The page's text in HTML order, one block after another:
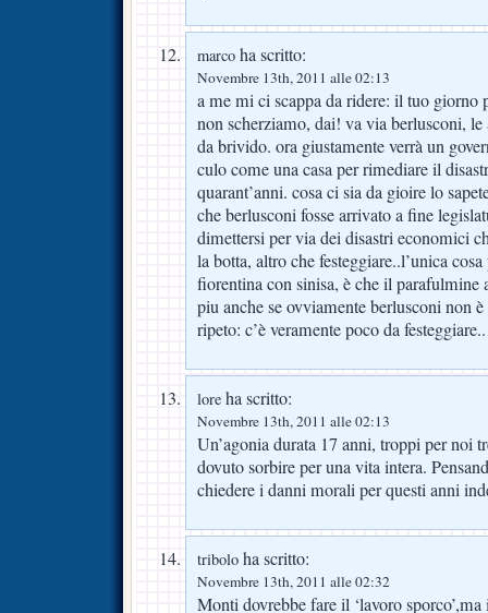
marco ha scritto:
Novembre 13th, 2011 alle 02:13
a me mi ci scappa da ridere: il tuo giorno
non scherziamo, dai! va via berlusconi,
da brivido. ora giustamente verrà un
culo come una casa per rimediare il
quarant’anni. cosa ci sia da gioire lo
che berlusconi fosse arrivato a fine
dimettersi per via dei disastri economici
la botta, altro che festeggiare..l’unica
fiorentina con sinisa, è che il parafulmine
piu anche se ovviamente berlusconi non
ripeto: c’è veramente poco da festeggiare..
lore ha scritto:
Novembre 13th, 2011 alle 02:13
Un’agonia durata 17 anni, troppi per noi
dovuto sorbire per una vita intera.
chiedere i danni morali per questi anni
tribolo ha scritto:
Novembre 13th, 2011 alle 02:32
Monti dovrebbe fare il ‘lavoro